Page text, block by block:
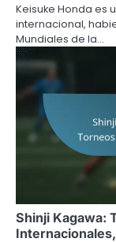
Keisuke Honda es
internacional,
Mundiales de la…
Shinji Kagawa: